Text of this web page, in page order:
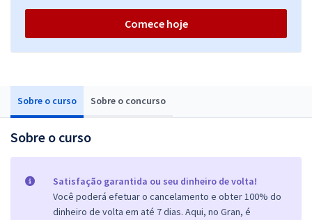
Sobre o curso Sobre o concurso
Sobre o curso
Satisfação garantida ou seu dinheiro de volta!
Você poderá efetuar o cancelamento e obter 100% do
dinheiro de volta em até 7 dias. Aqui, no Gran, é
Comece hoje